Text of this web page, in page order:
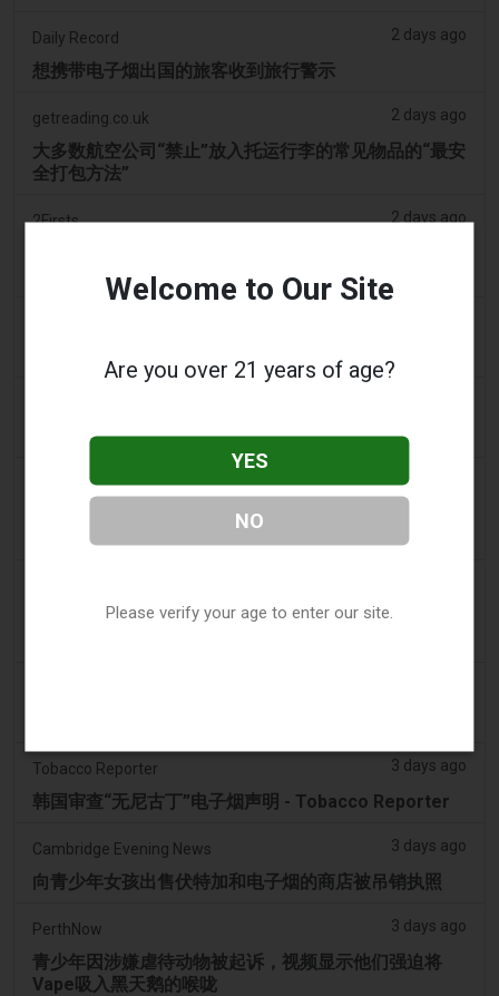
Daily Record 2 days ago
想携带电子烟出国的旅客收到旅行警示
getreading.co.uk 2 days ago
大多数航空公司“禁止”放入托运行李的常见物品的“最安
全打包方法”
2Firsts 2 days ago
Posh 协议加强了伊利诺伊州电子烟合规要求
烟草法案：Dhlomo 呼吁采取危害减少方法
司机协助调查，车内发现电子烟
2 days ago
Vape Station 在阿联酋全境提供 Lost Mary 15,000 口
一次性电子烟
2FIRSTS | FDA 授权了另外四种尼古丁袋，审查试点已
Tobacco Reporter 3 days ago
韩国审查“无尼古丁”电子烟声明 - Tobacco Reporter
Cambridge Evening News 3 days ago
向青少年女孩出售伏特加和电子烟的商店被吊销执照
PerthNow 3 days ago
青少年因涉嫌虐待动物被起诉，视频显示他们强迫将
Vape吸入黑天鹅的喉咙
Welcome to Our Site
Are you over 21 years of age?
YES
NO
Please verify your age to enter our site.